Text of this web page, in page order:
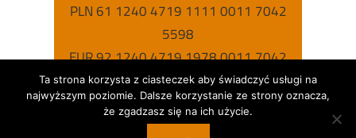
PLN 61 1240 4719 1111 0011 7042
5598
EUR 92 1240 4719 1978 0011 7042
5631
USD 63 1240 4719 1787 0011 7042
5615
Ta strona korzysta z ciasteczek aby świadczyć usługi na
najwyższym poziomie. Dalsze korzystanie ze strony oznacza,
że zgadzasz się na ich użycie.